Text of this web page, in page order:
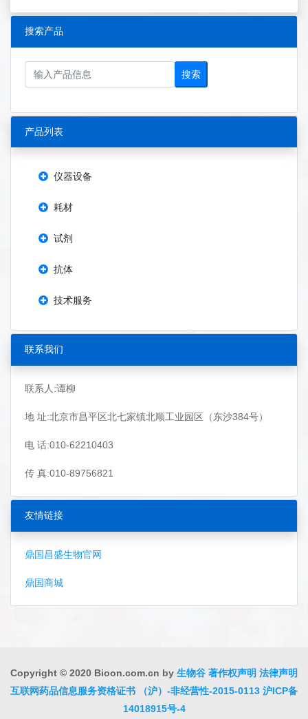
搜索产品
搜索
产品列表
仪器设备
耗材
试剂
抗体
技术服务
联系我们
联系人:谭柳
地 址:北京市昌平区北七家镇北顺工业园区（东沙384号）
电 话:010-62210403
传 真:010-89756821
友情链接
鼎国昌盛生物官网
鼎国商城
Copyright © 2020 Bioon.com.cn by 生物谷 著作权声明 法律声明
互联网药品信息服务资格证书 （沪）-非经营性-2015-0113 沪ICP备
14018915号-4